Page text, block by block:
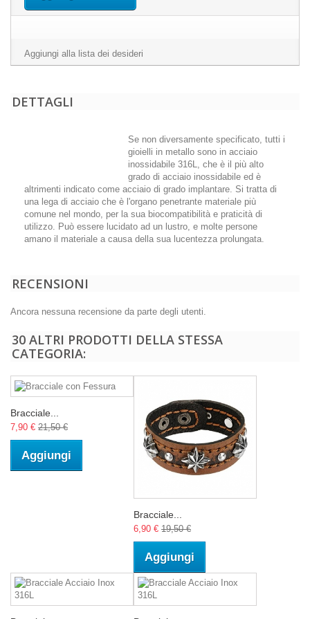
Aggiungi alla lista dei desideri
DETTAGLI
Se non diversamente specificato, tutti i
gioielli in metallo sono in acciaio
inossidabile 316L, che è il più alto
grado di acciaio inossidabile ed è
altrimenti indicato come acciaio di grado implantare. Si tratta di
una lega di acciaio che è l'organo penetrante materiale più
comune nel mondo, per la sua biocompatibilità e praticità di
utilizzo. Può essere lucidato ad un lustro, e molte persone
amano il materiale a causa della sua lucentezza prolungata.
RECENSIONI
Ancora nessuna recensione da parte degli utenti.
30 ALTRI PRODOTTI DELLA STESSA
CATEGORIA:
Bracciale...
7,90 € 21,50 €
Aggiungi
Bracciale...
6,90 € 19,50 €
Aggiungi